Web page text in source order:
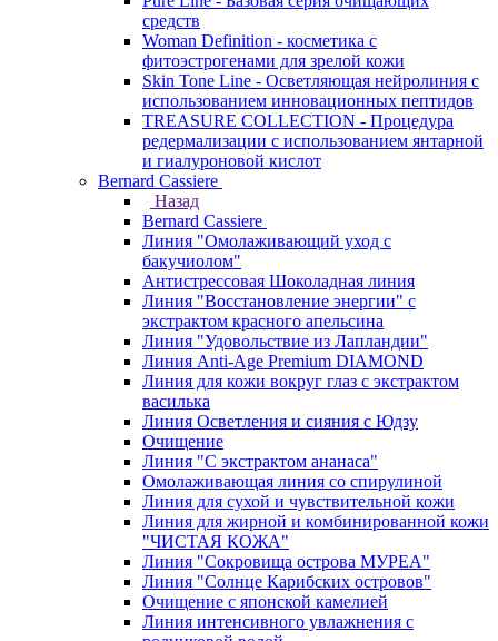
средств
Woman Definition - косметика с
фитоэстрогенами для зрелой кожи
Skin Tone Line - Осветляющая нейролиния с
использованием инновационных пептидов
TREASURE COLLECTION - Процедура
редермализации с использованием янтарной
и гиалуроновой кислот
Bernard Cassiere
Назад
Bernard Cassiere
Линия "Омолаживающий уход с
бакучиолом"
Антистрессовая Шоколадная линия
Линия "Восстановление энергии" с
экстрактом красного апельсина
Линия "Удовольствие из Лапландии"
Линия Anti-Age Premium DIAMOND
Линия для кожи вокруг глаз с экстрактом
василька
Линия Осветления и сияния с Юдзу
Очищение
Линия "С экстрактом ананаса"
Омолаживающая линия со спирулиной
Линия для сухой и чувствительной кожи
Линия для жирной и комбинированной кожи
"ЧИСТАЯ КОЖА"
Линия "Сокровища острова МУРЕА"
Линия "Солнце Карибских островов"
Очищение с японской камелией
Линия интенсивного увлажнения с